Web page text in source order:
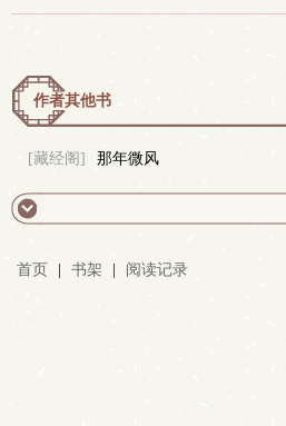
作者其他书
[藏经阁] 那年微风
首页 书架 阅读记录